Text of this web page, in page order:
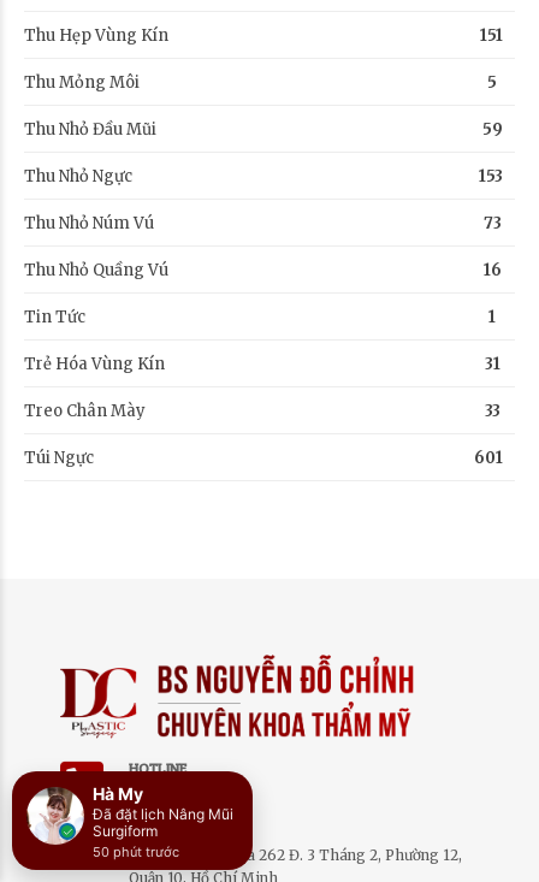
Thu Hẹp Vùng Kín 151
Thu Mỏng Môi 5
Thu Nhỏ Đầu Mũi 59
Thu Nhỏ Ngực 153
Thu Nhỏ Núm Vú 73
Thu Nhỏ Quầng Vú 16
Tin Tức 1
Trẻ Hóa Vùng Kín 31
Treo Chân Mày 33
Túi Ngực 601
HOTLINE
0932 095 905
ĐỊA CHỈ
Bệnh Viện Medika 262 Đ. 3 Tháng 2, Phường 12,
Quận 10, Hồ Chí Minh
Hà My
Đã đặt lịch Nâng Mũi
Surgiform
50 phút trước